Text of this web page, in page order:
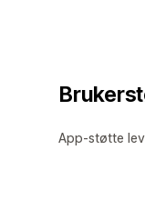
App-støtte